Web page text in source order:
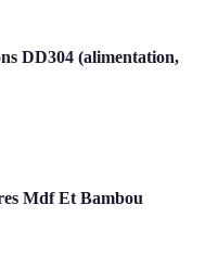
DD304 (alimentation,
Mdf Et Bambou